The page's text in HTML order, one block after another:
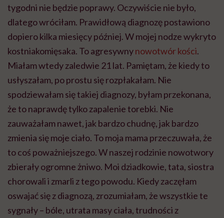
tygodni nie będzie poprawy. Oczywiście nie było,
dlatego wróciłam. Prawidłową diagnozę postawiono
dopiero kilka miesięcy później. W mojej nodze wykryto
kostniakomięsaka. To agresywnynowotwór kości.
Miałam wtedy zaledwie 21 lat. Pamiętam, że kiedy to
usłyszałam, po prostu się rozpłakałam. Nie
spodziewałam się takiej diagnozy, byłam przekonana,
że to naprawdę tylko zapalenie torebki. Nie
zauważałam nawet, jak bardzo chudnę, jak bardzo
zmienia się moje ciało. To moja mama przeczuwała, że
to coś poważniejszego. W naszej rodzinie nowotwory
zbierały ogromne żniwo. Moi dziadkowie, tata, siostra
chorowali i zmarli z tego powodu. Kiedy zaczęłam
oswajać się z diagnozą, zrozumiałam, że wszystkie te
sygnały – bóle, utrata masy ciała, trudności z